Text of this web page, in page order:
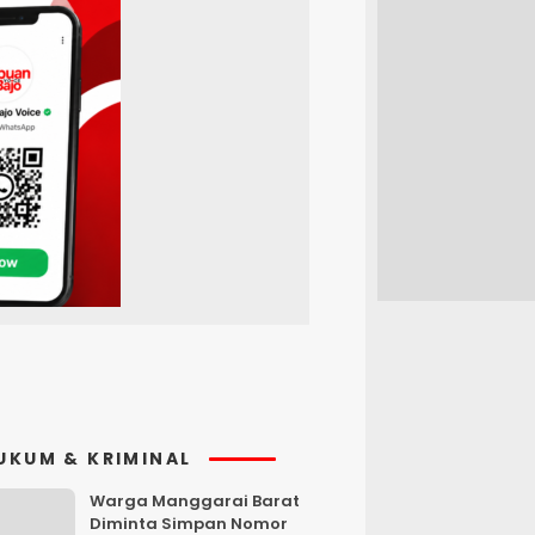
& KRIMINAL
Warga Manggarai Barat
Diminta Simpan Nomor